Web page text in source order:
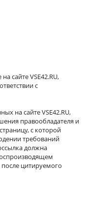
сайте VSE42.RU,
с
на сайте VSE42.RU,
правообладателя и
с которой
требований
должна
цитируемого